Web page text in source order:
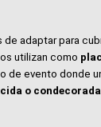
adaptar para
utilizan como
de evento donde
o